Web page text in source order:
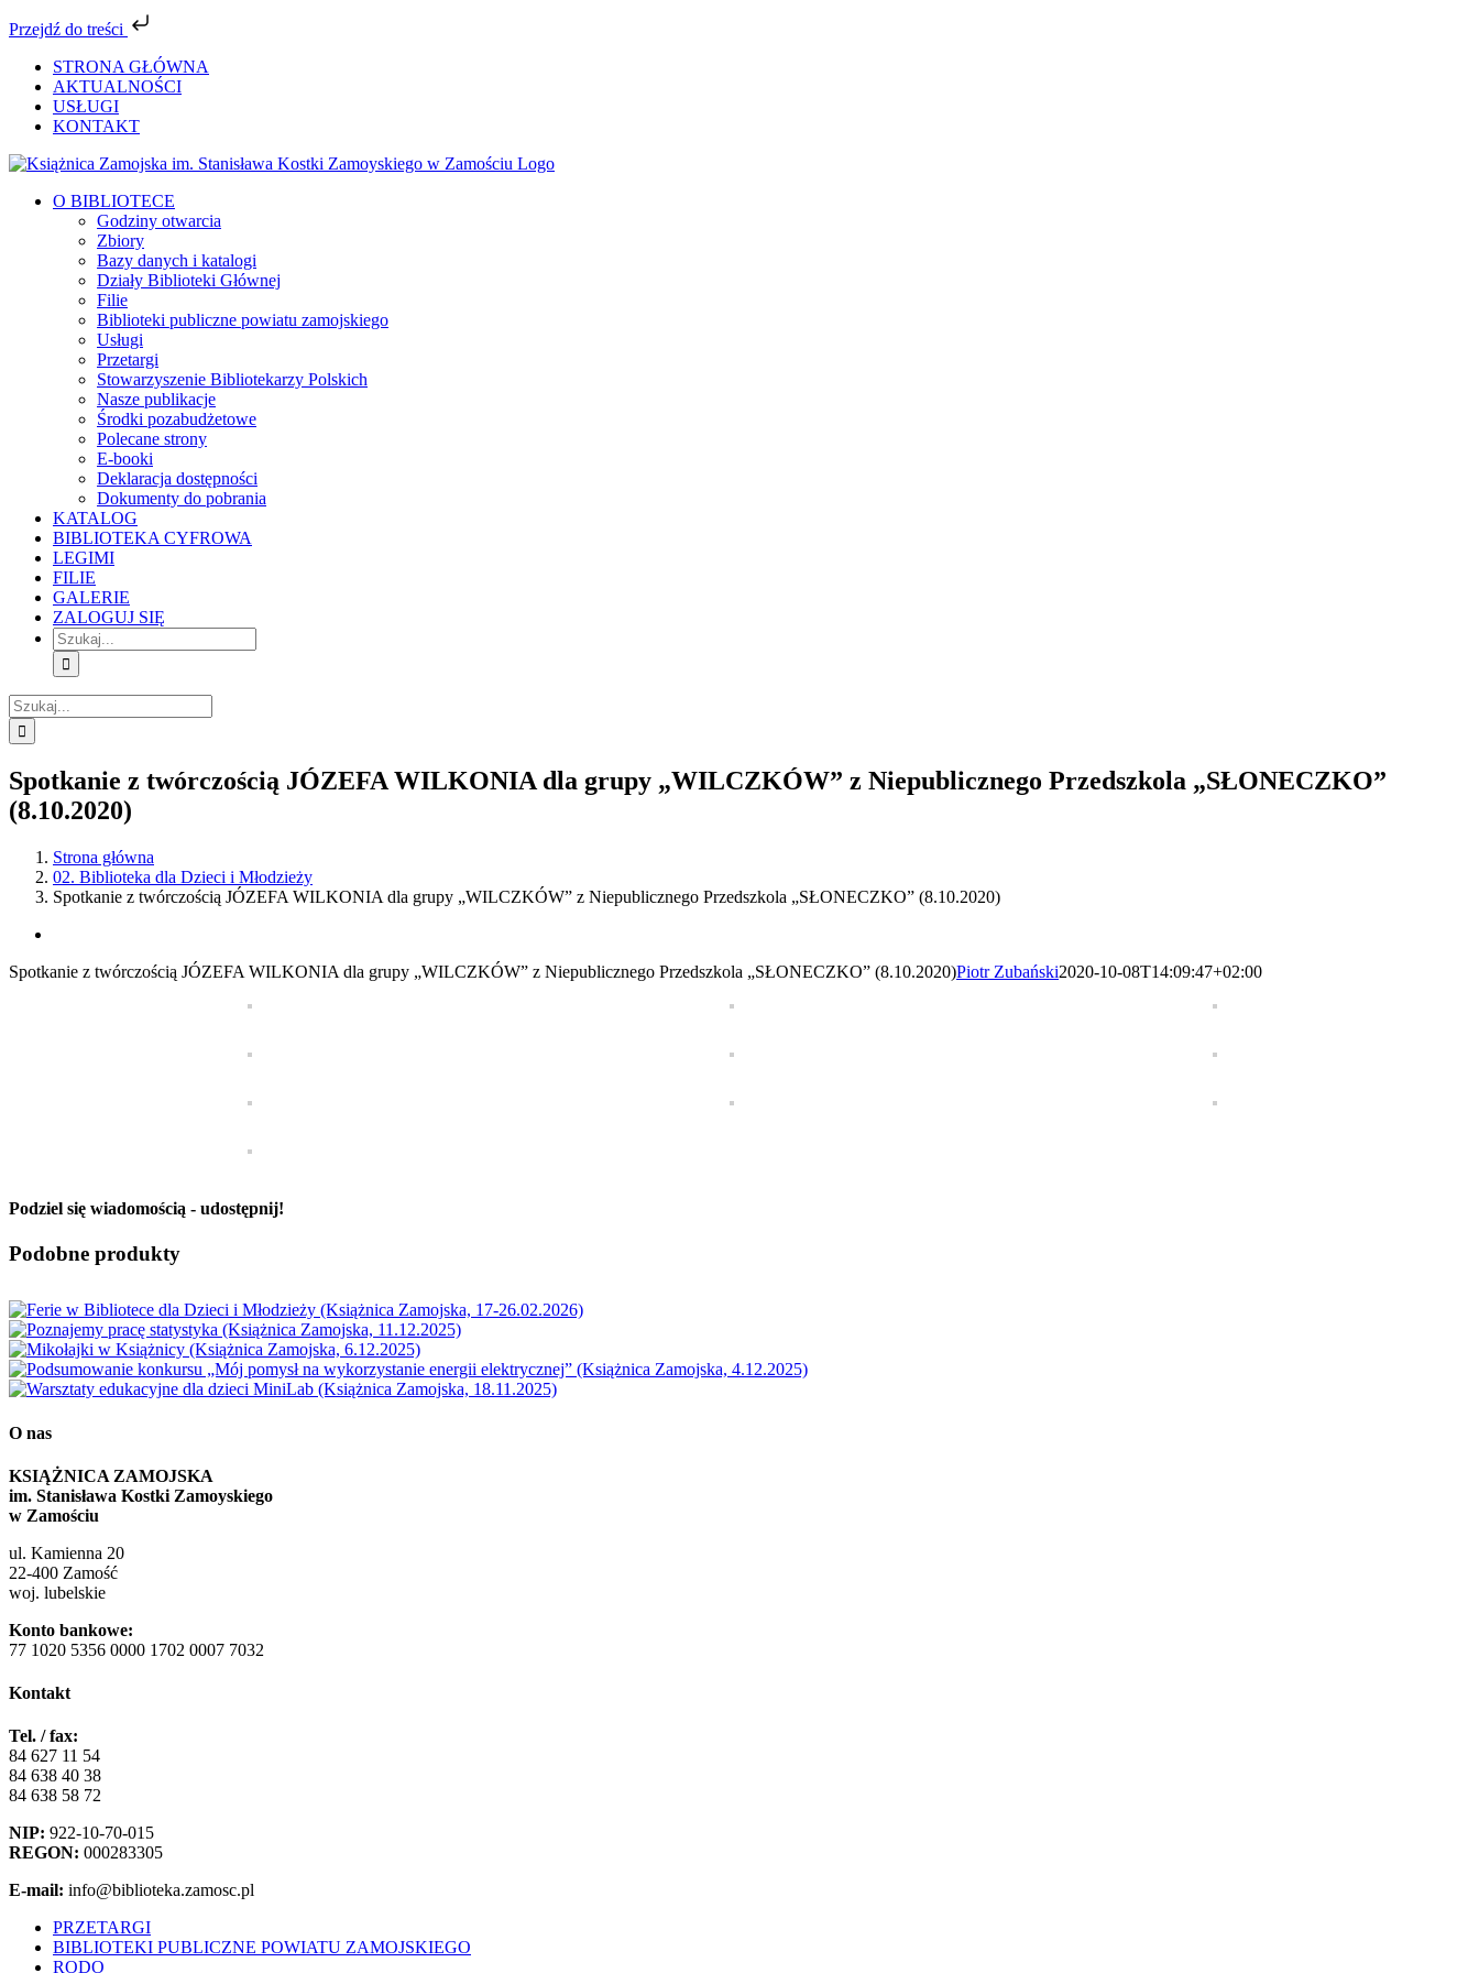
Przejdź do treści
zawartości
STRONA GŁÓWNA
AKTUALNOŚCI
USŁUGI
KONTAKT
Facebook
YouTube
Instagram
Tiktok
O BIBLIOTECE
Godziny otwarcia
Zbiory
Bazy danych i katalogi
Działy Biblioteki Głównej
Filie
Biblioteki publiczne powiatu zamojskiego
Usługi
Przetargi
Stowarzyszenie Bibliotekarzy Polskich
Nasze publikacje
Środki pozabudżetowe
Polecane strony
E-booki
Deklaracja dostępności
Dokumenty do pobrania
KATALOG
BIBLIOTEKA CYFROWA
LEGIMI
FILIE
GALERIE
ZALOGUJ SIĘ
Szukaj
Szukaj
Spotkanie z twórczością JÓZEFA WILKONIA dla grupy „WILCZKÓW” z Niepublicznego Przedszkola „SŁONECZKO”
(8.10.2020)
Strona główna
02. Biblioteka dla Dzieci i Młodzieży
Spotkanie z twórczością JÓZEFA WILKONIA dla grupy „WILCZKÓW” z Niepublicznego Przedszkola „SŁONECZKO” (8.10.2020)
Image
Spotkanie z twórczością JÓZEFA WILKONIA dla grupy „WILCZKÓW” z Niepublicznego Przedszkola „SŁONECZKO” (8.10.2020)Piotr Zubański2020-10-08T14:09:47+02:00
Podziel się wiadomością - udostępnij!
Facebook
X
Reddit
LinkedIn
WhatsApp
Tumblr
Pinterest
Vk
Email
Podobne produkty
O nas
KSIĄŻNICA ZAMOJSKA
im. Stanisława Kostki Zamoyskiego
w Zamościu
ul. Kamienna 20
22-400 Zamość
woj. lubelskie
Konto bankowe:
77 1020 5356 0000 1702 0007 7032
Kontakt
Tel. / fax:
84 627 11 54
84 638 40 38
84 638 58 72
NIP: 922-10-70-015
REGON: 000283305
E-mail: info@biblioteka.zamosc.pl
PRZETARGI
BIBLIOTEKI PUBLICZNE POWIATU ZAMOJSKIEGO
RODO